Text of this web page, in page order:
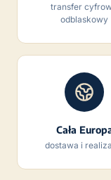
transfer
odblaskowy
Cała
dostawa i